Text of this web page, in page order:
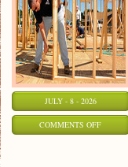
JULY - 8 - 2026
COMMENTS OFFON